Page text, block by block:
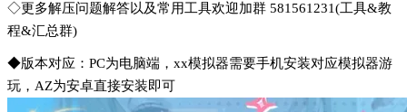
◇更多解压问题解答以及常用工具欢迎加群 581561231(工具&教
程&汇总群)
◆版本对应：PC为电脑端，xx模拟器需要手机安装对应模拟器游
玩，AZ为安卓直接安装即可